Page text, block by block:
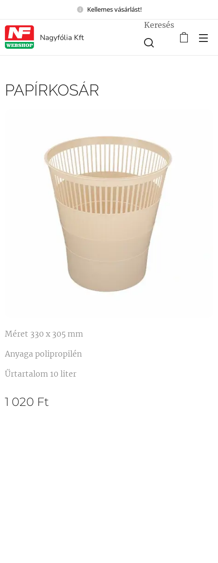
Kellemes vásárlást!
Nagyfólia Kft
Keresés
PAPÍRKOSÁR
Méret 330 x 305 mm
Anyaga polipropilén
Űrtartalom 10 liter
1 020 Ft